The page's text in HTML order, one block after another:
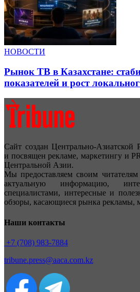
НОВОСТИ
Рынок ТВ в Казахстане:
показателей и рост
Сайт создан Центрально-Азиатской
и посвящен рекламе, маркетингу и
Центральной Азии.
Мы предоставляем своим
актуальную информацию,
специалистами, интересные и
обзоры, касающиеся рынка рекламы,
Наши контакты
+7 (708) 983-7884
tribune.press@aaca.com.kz